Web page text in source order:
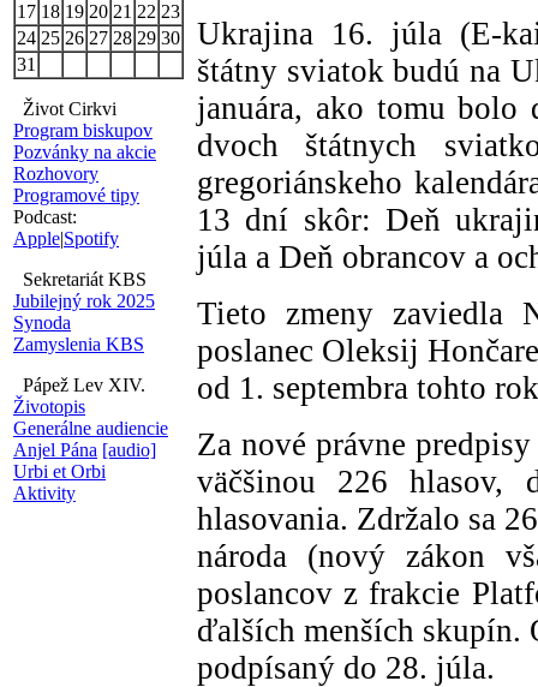
17 18 19 20 21 22 23
24 25 26 27 28 29 30
31
Život Cirkvi
Program biskupov
Pozvánky na akcie
Rozhovory
Programové tipy
Podcast:
Apple|Spotify
Sekretariát KBS
Jubilejný rok 2025
Synoda
Zamyslenia KBS
Pápež Lev XIV.
Životopis
Generálne audiencie
Anjel Pána [audio]
Urbi et Orbi
Aktivity
Ukrajina 16. júla (E-
štátny sviatok budú na
januára, ako tomu bolo
dvoch štátnych
gregoriánskeho
13 dní skôr: Deň
júla a Deň obrancov a
Tieto zmeny zaviedla
poslanec Oleksij
od 1. septembra tohto
Za nové právne
väčšinou 226
hlasovania. Zdržalo sa
národa (nový zákon
poslancov z frakcie
ďalších menších skupín.
podpísaný do 28. júla.